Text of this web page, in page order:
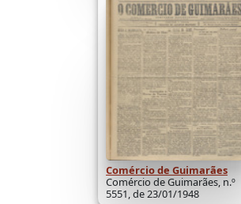
Comércio de Guimarães
Comércio de Guimarães, n.º
5551, de 23/01/1948